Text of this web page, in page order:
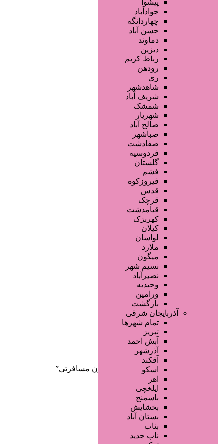
خدمات دندانپزشکی
ماساژ و اسپا
خدمات لیزر و رفع موهای زائد
کلینیک های زیبایی پزشکی
آرایش دائم
سایر خدمات
پیشوا
جوادآباد
چهاردانگه
حسن آباد
دماوند
دیزین
رباط کریم
رودهن
ری
شاهدشهر
شریف آباد
شمشک
شهریار
صالح آباد
صباشهر
صفادشت
فردوسیه
گلستان
فشم
فیروزکوه
قدس
قرچک
قیامدشت
کهریزک
کیلان
لواسان
ملارد
میگون
نسیم شهر
نصیرآباد
وحیدیه
ورامین
بازگشت
آذربایجان شرقی
تمام شهر‌ها
تبریز
آبش احمد
آذرشهر
آقکند
اسکو
اهر
ایلخچی
باسمنج
بخشایش
بستان آباد
بناب
ناب جدید
صفحه اصلی
آگهی انبوه
طراحی سایت
صفحه اختصاصی
لیست سایتهای تبلیغاتی
دسته‌بندی‌ها
/ محصولات برچسب خورده “موزن مسافرتی”